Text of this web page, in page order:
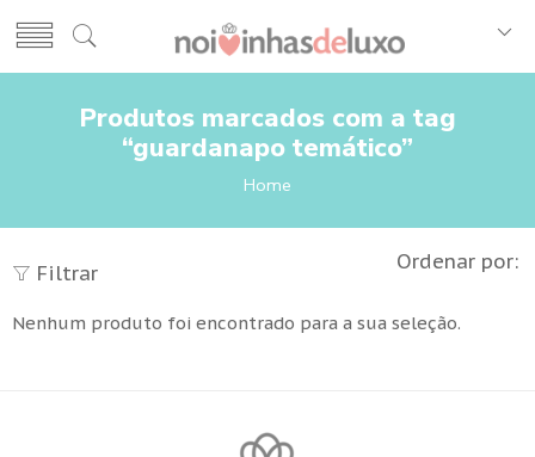
Produtos marcados com a tag
“guardanapo temático”
Home
Filtrar Ordenar por:
Nenhum produto foi encontrado para a sua seleção.